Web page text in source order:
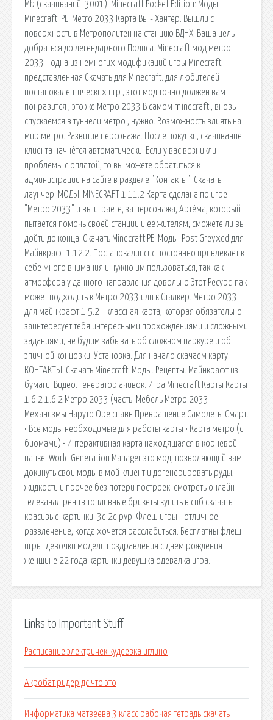
Mb (cкачиваний: 3001). Minecraft Pocket Edition: Моды
Minecraft: PE. Metro 2033 Карта Вы - Хантер. Вышли с
поверхности в Метрополитен на станцию ВДНХ. Ваша цель -
добраться до легендарного Полиса. Minecraft мод метро
2033 - одна из немногих модификаций игры Minecraft,
представленная Скачать для Minecraft. для любителей
постапокалептических игр , этот мод точно должен вам
понравится , это же Метро 2033 В самом minecraft , вновь
спускаемся в туннели метро , нужно. Возможность влиять на
мир метро. Развитие персонажа. После покупки, скачивание
клиента начнётся автоматически. Если у вас возникли
проблемы с оплатой, то вы можете обратиться к
администрации на сайте в разделе "Контакты". Скачать
лаунчер. МОДЫ. MINECRAFT 1.11.2 Карта сделана по игре
"Метро 2033" и вы играете, за персонажа, Артёма, который
пытается помочь своей станции и её жителям, сможете ли вы
дойти до конца. Скачать Minecraft PE. Моды. Post Greyxed для
Майнкрафт 1.12.2. Постапокалипсис постоянно привлекает к
себе много внимания и нужно им пользоваться, так как
атмосфера у данного направления довольно Этот Ресурс-пак
может подходить к Метро 2033 или к Сталкер. Метро 2033
для майнкрафт 1.5.2 - классная карта, которая обязательно
заинтересует тебя интересными прохождениями и сложными
заданиями, не будим забывать об сложном паркуре и об
эпичной концовки. Установка. Для начало скачаем карту.
КОНТАКТЫ. Скачать Minecraft. Моды. Рецепты. Майнкрафт из
бумаги. Видео. Генератор ачивок. Игра Minecraft Карты Карты
1.6.2 1.6.2 Метро 2033 (часть. Мебель Метро 2033
Механизмы Наруто Оре спавн Превращение Самолеты Смарт.
• Все моды необходимые для работы карты • Карта метро (с
биомами) • Интерактивная карта находящаяся в корневой
папке. World Generation Manager это мод, позволяющий вам
докинуть свои моды в мой клиент и догенерировать руды,
жидкости и прочее без потери построек. смотреть онлайн
телеканал рен тв топливные брикеты купить в спб скачать
красивые картинки. 3d 2d pvp. Флеш игры - отличное
развлечение, когда хочется расслабиться. Бесплатны флеш
игры. девочки модели поздравления с днем рождения
женщине 22 года картинки девушка одевалка игра.
Links to Important Stuff
Расписание электричек кудеевка иглино
Акробат ридер дс что это
Информатика матвеева 3 класс рабочая тетрадь скачать